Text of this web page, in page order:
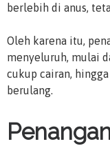
berlebih di anus,
Oleh karena itu,
menyeluruh, mulai
cukup cairan,
berulang.